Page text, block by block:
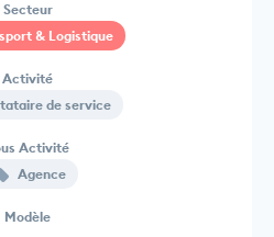
Secteur
& Logistique
Activité
de service
Activité
Agence
Modèle